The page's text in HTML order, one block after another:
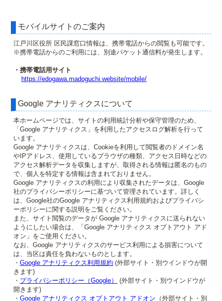
モバイルサイトのご案内
江戸川区役所 区民課窓口情報は、携帯電話からの閲覧も可能です。
※携帯電話からのご利用には、別途パケット通信料が発生します。
・携帯電話用サイト
https://edogawa.madoguchi.website/mobile/
Google アナリティクスについて
本ホームページでは、サイトの利用統計分析や保守管理のため、
「Google アナリティクス」を利用したアクセスログ解析を行って
います。
Google アナリティクスは、Cookieを利用して閲覧者のドメイン名
やIPアドレス、使用しているブラウザの種類、アクセス日時などの
アクセス解析データを収集しますが、取得される情報は匿名のもの
で、個人を特定する情報は含まれておりません。
Google アナリティクスの利用により収集されたデータは、Google
社のプライバシーポリシーに基づいて管理されています。詳しく
は、Google社のGoogle アナリティクス利用規約およびプライバシ
ーポリシーに関する説明をご覧ください。
また、サイト閲覧のデータが Google アナリティクスに送られない
ようにしたい場合は、「Google アナリティクス オプトアウト アド
オン」をご使用ください。
なお、Google アナリティクスのサービス利用による損害について
は、当区は責任を負わないものとします。
・ Google アナリティクス利用規約 (外部サイト・別ウインドウが開
きます)
・ プライバシーポリシー（Google）
(外部サイト・別ウインドウが
開きます)
・ Google アナリティクス オプトアウト アドオン （外部サイト・別